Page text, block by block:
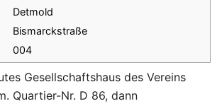
Detmold
Bismarckstraße
004
Gesellschaftshaus des Vereins
Quartier-Nr. D 86, dann